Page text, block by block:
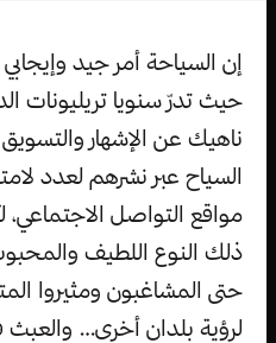
إن السياحة أمر جيد
حيث تدرّ سنويا تريليونات
ناهيك عن الإشهار
السياح عبر نشرهم لعدد
مواقع التواصل
ذلك النوع اللطيف
حتى المشاغبون ومثيروا
لرؤية بلدان أخرى… والعبث